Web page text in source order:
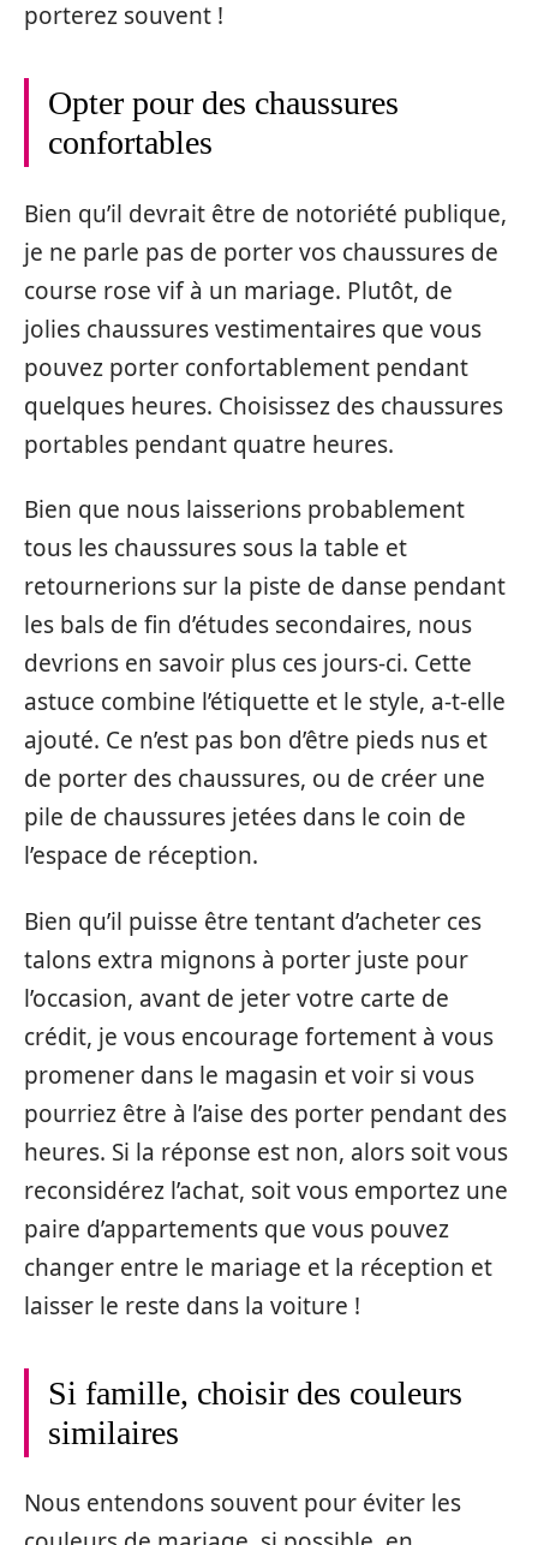
porterez souvent !
Opter pour des chaussures
confortables
Bien qu’il devrait être de notoriété publique,
je ne parle pas de porter vos chaussures de
course rose vif à un mariage. Plutôt, de
jolies chaussures vestimentaires que vous
pouvez porter confortablement pendant
quelques heures. Choisissez des chaussures
portables pendant quatre heures.
Bien que nous laisserions probablement
tous les chaussures sous la table et
retournerions sur la piste de danse pendant
les bals de fin d’études secondaires, nous
devrions en savoir plus ces jours-ci. Cette
astuce combine l’étiquette et le style, a-t-elle
ajouté. Ce n’est pas bon d’être pieds nus et
de porter des chaussures, ou de créer une
pile de chaussures jetées dans le coin de
l’espace de réception.
Bien qu’il puisse être tentant d’acheter ces
talons extra mignons à porter juste pour
l’occasion, avant de jeter votre carte de
crédit, je vous encourage fortement à vous
promener dans le magasin et voir si vous
pourriez être à l’aise des porter pendant des
heures. Si la réponse est non, alors soit vous
reconsidérez l’achat, soit vous emportez une
paire d’appartements que vous pouvez
changer entre le mariage et la réception et
laisser le reste dans la voiture !
Si famille, choisir des couleurs
similaires
Nous entendons souvent pour éviter les